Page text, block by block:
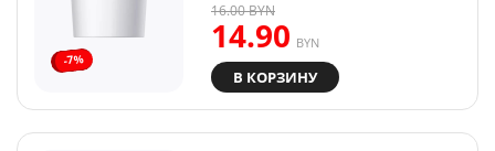
-7%
14.90 BYN
16.00BYN
В КОРЗИНУ